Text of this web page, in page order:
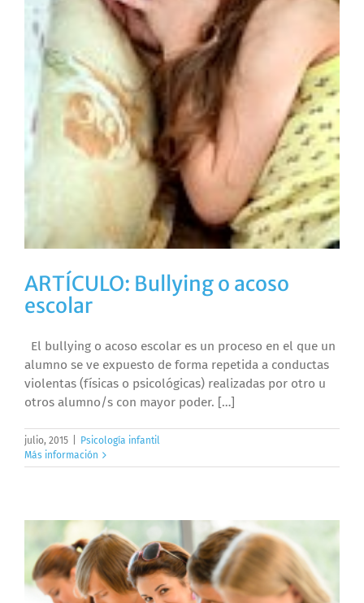
ARTÍCULO: Bullying o acoso
escolar
El bullying o acoso escolar es un proceso en el que un
alumno se ve expuesto de forma repetida a conductas
violentas (físicas o psicológicas) realizadas por otro u
otros alumno/s con mayor poder. […]
julio, 2015
Psicología infantil
Más información